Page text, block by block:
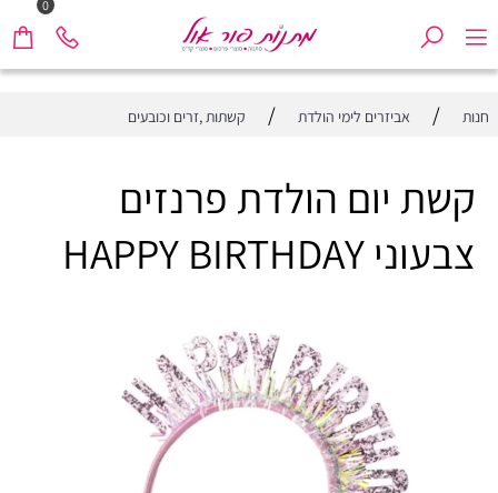
0
חנות / אביזרים לימי הולדת / קשתות ,זרים וכובעים
קשת יום הולדת פרנזים
צבעוני HAPPY BIRTHDAY